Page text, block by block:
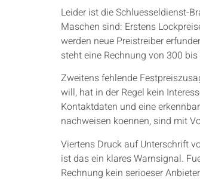
Leider ist die Schluesseldienst-
Maschen sind: Erstens
werden neue Preistreiber
steht eine Rechnung von 300 bis
Zweitens fehlende
will, hat in der Regel kein
Kontaktdaten und eine
nachweisen koennen, sind mit
Viertens Druck auf Unterschrift
ist das ein klares Warnsignal.
Rechnung kein serioeser